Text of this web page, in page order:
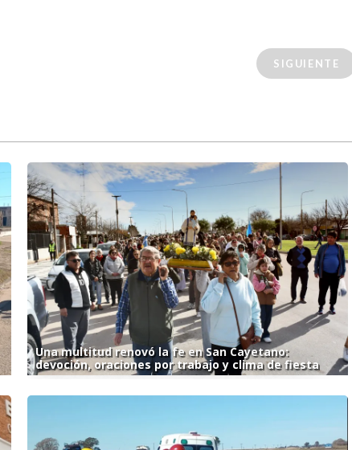
SIGUIENTE
Una multitud renovó la fe en San Cayetano:
devoción, oraciones por trabajo y clima de fiesta